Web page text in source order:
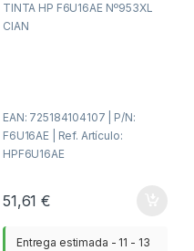
r
TINTA HP F6U16AE Nº953XL
CIAN
EAN: 725184104107 | P/N:
F6U16AE | Ref. Artículo:
HPF6U16AE
51,61€
Entrega estimada - 11 - 13